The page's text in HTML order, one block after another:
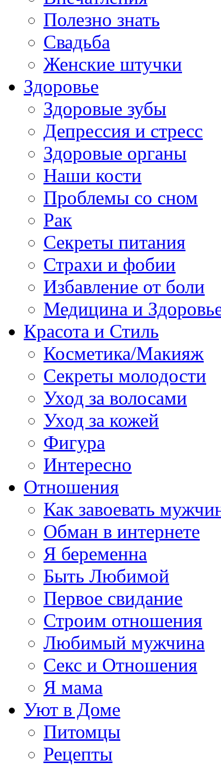
Полезно знать
Свадьба
Женские штучки
Здоровье
Здоровые зубы
Депрессия и стресс
Здоровые органы
Наши кости
Проблемы со сном
Рак
Секреты питания
Страхи и фобии
Избавление от боли
Медицина и
Красота и Стиль
Косметика/Макияж
Секреты молодости
Уход за волосами
Уход за кожей
Фигура
Интересно
Отношения
Как завоевать
Обман в интернете
Я беременна
Быть Любимой
Первое свидание
Строим отношения
Любимый мужчина
Секс и Отношения
Я мама
Уют в Доме
Питомцы
Рецепты